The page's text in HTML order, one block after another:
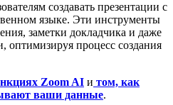
создавать презентации с
языке. Эти инструменты
заметки докладчика и даже
оптимизируя процесс создания
Zoom AI и том, как
ваши данные.